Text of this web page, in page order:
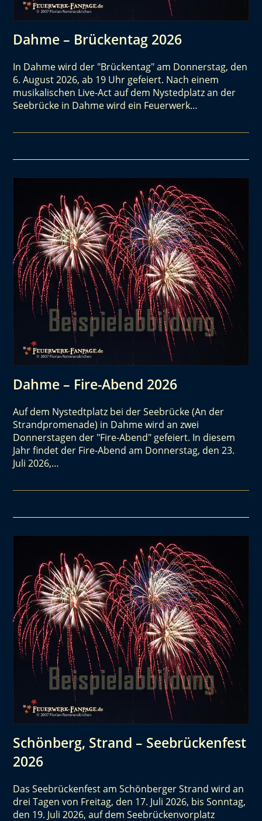
Dahme – Brückentag 2026
In Dahme wird der "Brückentag" am Donnerstag, den
6. August 2026, ab 19 Uhr gefeiert. Nach einem
musikalischen Live-Act auf dem Nystedplatz an der
Seebrücke in Dahme wird ein Feuerwerk…
Dahme – Fire-Abend 2026
Auf dem Nystedtplatz bei der Seebrücke (An der
Strandpromenade) in Dahme wird an zwei
Donnerstagen der "Fire-Abend" gefeiert. In diesem
Jahr findet der Fire-Abend am Donnerstag, den 23.
Juli 2026,…
Schönberg, Strand – Seebrückenfest
2026
Das Seebrückenfest am Schönberger Strand wird an
drei Tagen von Freitag, den 17. Juli 2026, bis Sonntag,
den 19. Juli 2026, auf dem Seebrückenvorplatz